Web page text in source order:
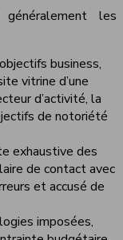
les
business,
vitrine d’une
d’activité, la
de notoriété
exhaustive des
de contact avec
et accusé de
imposées,